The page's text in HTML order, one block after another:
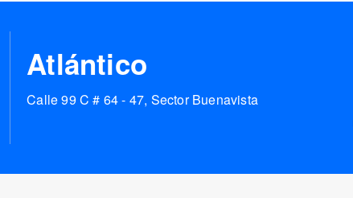
Atlántico
Calle 99 C # 64 - 47, Sector Buenavista